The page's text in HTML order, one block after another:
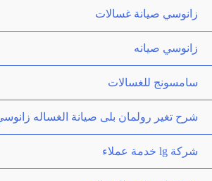
زانوسي صيانة غسالات
زانوسي صيانه
سامسونج للغسالات
شرح تغير رولمان بلى صيانة الغساله زانوسي 18
شركة lg خدمة عملاء